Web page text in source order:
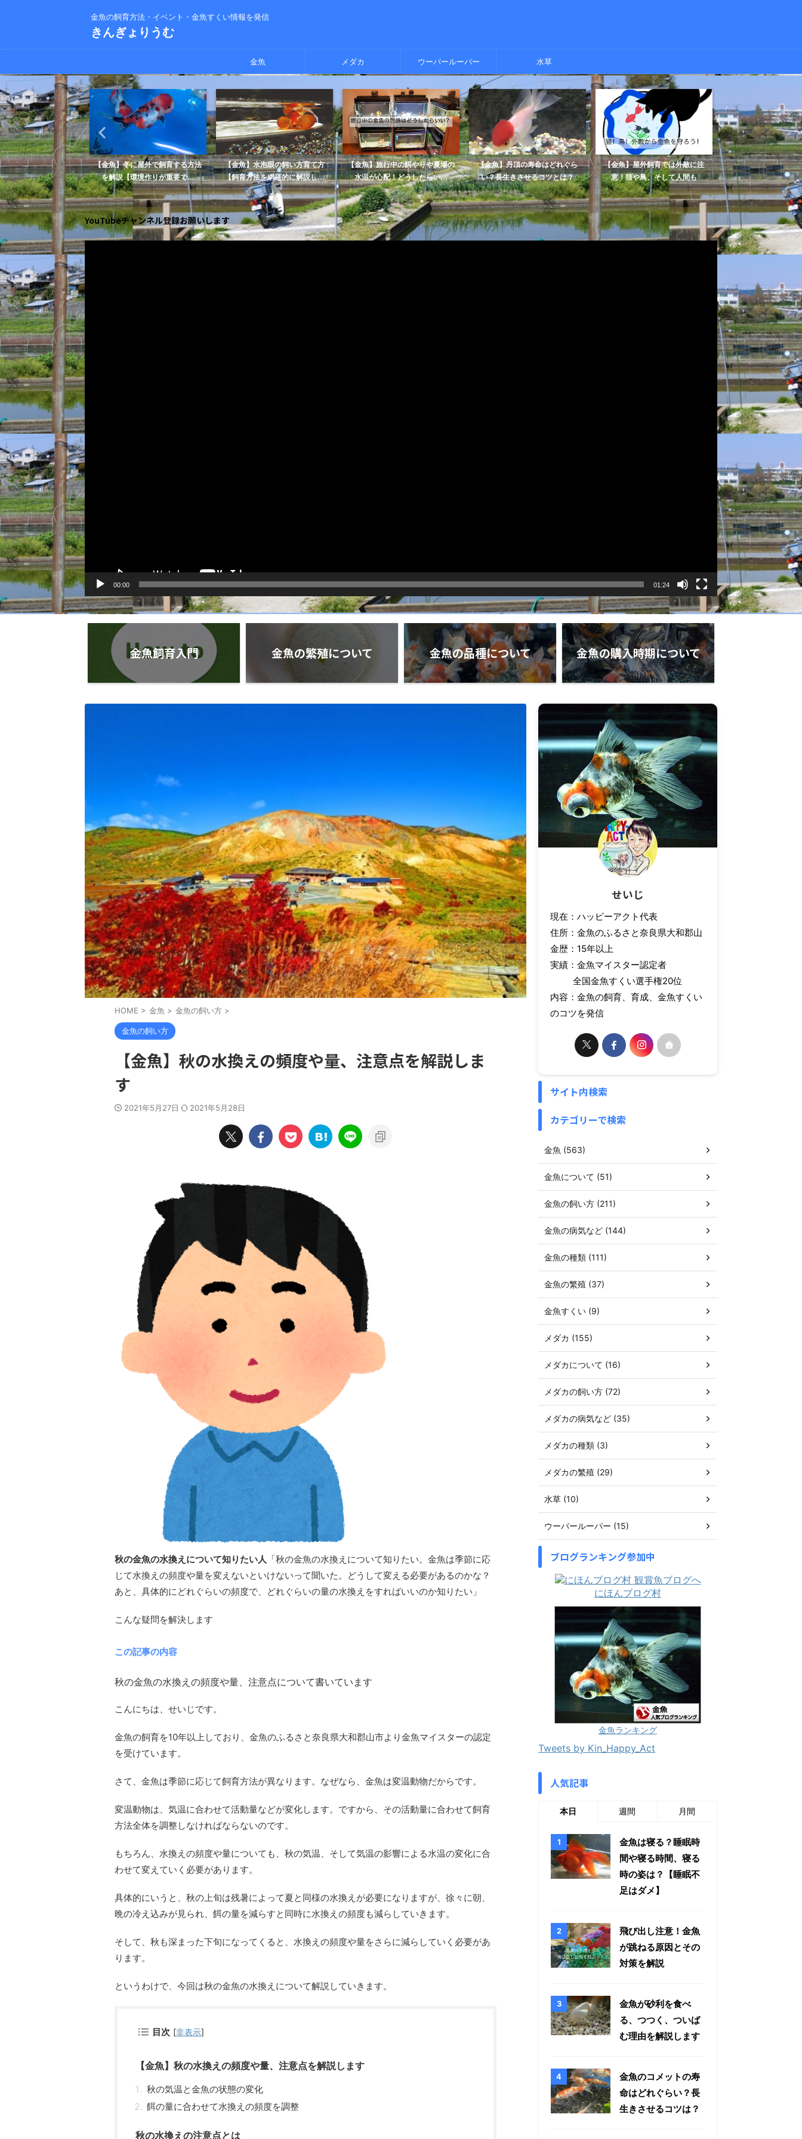
金魚の飼育方法・イベント・金魚すくい情報を発信
きんぎょりうむ
金魚 メダカ ウーパールーパー 水草
病の原因とは？【予防
できます】
【金魚】冬に屋外で飼育する方法
を解説【環境作りが重要で...
【金魚】水泡眼の飼い方育て方
【飼育方法を網羅的に解説し...
【金魚】旅行中の餌やりや夏場の
水温が心配！どうしたらい...
【金魚】丹頂の寿命はどれぐら
い？長生きさせるコツとは？
【金魚】屋外飼育では外敵に注
意！猫や鳥、そして人間も
金魚が死んだ水槽への
方法とは【最悪いち
YouTubeチャンネル登録お願いします
動
画
プ
レ
ー
ヤ
ー
00:00 01:24
金魚飼育入門 金魚の繁殖について 金魚の品種について 金魚の購入時期について
HOME > 金魚 > 金魚の飼い方 >
金魚の飼い方
【金魚】秋の水換えの頻度や量、注意点を解説しま
す
2021年5月27日 2021年5月28日
秋の金魚の水換えについて知りたい人 「秋の金魚の水換えについて知りたい。金魚は季節に応
じて水換えの頻度や量を変えないといけないって聞いた。どうして変える必要があるのかな？
あと、具体的にどれぐらいの頻度で、どれぐらいの量の水換えをすればいいのか知りたい」
こんな疑問を解決します
この記事の内容
秋の金魚の水換えの頻度や量、注意点について書いています
こんにちは、せいじです。
金魚の飼育を10年以上しており、金魚のふるさと奈良県大和郡山市より金魚マイスターの認定
を受けています。
さて、金魚は季節に応じて飼育方法が異なります。なぜなら、金魚は変温動物だからです。
変温動物は、気温に合わせて活動量などが変化します。ですから、その活動量に合わせて飼育
方法全体を調整しなければならないのです。
もちろん、水換えの頻度や量についても、秋の気温、そして気温の影響による水温の変化に合
わせて変えていく必要があります。
具体的にいうと、秋の上旬は残暑によって夏と同様の水換えが必要になりますが、徐々に朝、
晩の冷え込みが見られ、餌の量を減らすと同時に水換えの頻度も減らしていきます。
そして、秋も深まった下旬になってくると、水換えの頻度や量をさらに減らしていく必要があ
ります。
というわけで、今回は秋の金魚の水換えについて解説していきます。
目次 [非表示]
【金魚】秋の水換えの頻度や量、注意点を解説します
秋の気温と金魚の状態の変化
餌の量に合わせて水換えの頻度を調整
秋の水換えの注意点とは
せいじ
現在：ハッピーアクト代表
住所：金魚のふるさと奈良県大和郡山
金歴：15年以上
実績：金魚マイスター認定者
全国金魚すくい選手権20位
内容：金魚の飼育、育成、金魚すくい
のコツを発信
サイト内検索
カテゴリーで検索
金魚 (563)
金魚について (51)
金魚の飼い方 (211)
金魚の病気など (144)
金魚の種類 (111)
金魚の繁殖 (37)
金魚すくい (9)
メダカ (155)
メダカについて (16)
メダカの飼い方 (72)
メダカの病気など (35)
メダカの種類 (3)
メダカの繁殖 (29)
水草 (10)
ウーパールーパー (15)
ブログランキング参加中
にほんブログ村
金魚ランキング
Tweets by Kin_Happy_Act
人気記事
本日 週間 月間
金魚は寝る？睡眠時
間や寝る時間、寝る
時の姿は？【睡眠不
足はダメ】
飛び出し注意！金魚
が跳ねる原因とその
対策を解説
金魚が砂利を食べ
る、つつく、ついば
む理由を解説します
金魚のコメットの寿
命はどれぐらい？長
生きさせるコツは？